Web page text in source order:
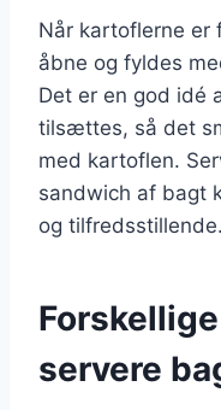
Når kartoflerne
åbne og fyldes
Det er en god idé
tilsættes, så det
med kartoflen.
sandwich af bagt
og tilfredsstillende.
servere